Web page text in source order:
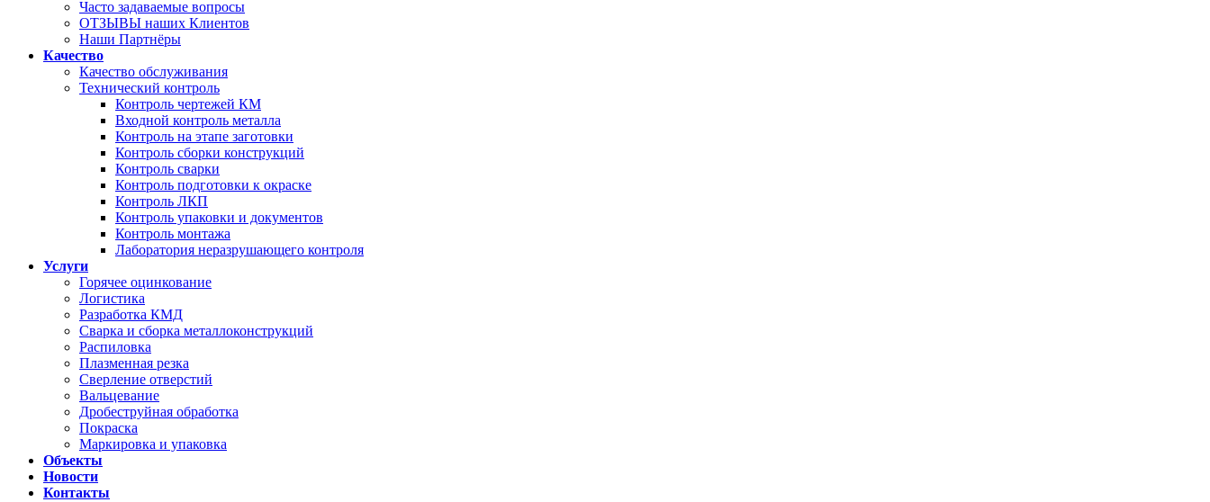
Часто задаваемые вопросы
ОТЗЫВЫ наших Клиентов
Наши Партнёры
Качество
Качество обслуживания
Технический контроль
Контроль чертежей КМ
Входной контроль металла
Контроль на этапе заготовки
Контроль сборки конструкций
Контроль сварки
Контроль подготовки к окраске
Контроль ЛКП
Контроль упаковки и документов
Контроль монтажа
Лаборатория неразрушающего контроля
Услуги
Горячее оцинкование
Логистика
Разработка КМД
Сварка и сборка металлоконструкций
Распиловка
Плазменная резка
Сверление отверстий
Вальцевание
Дробеструйная обработка
Покраска
Маркировка и упаковка
Объекты
Новости
Контакты